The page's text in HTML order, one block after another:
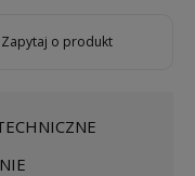
zapytaj o produkt